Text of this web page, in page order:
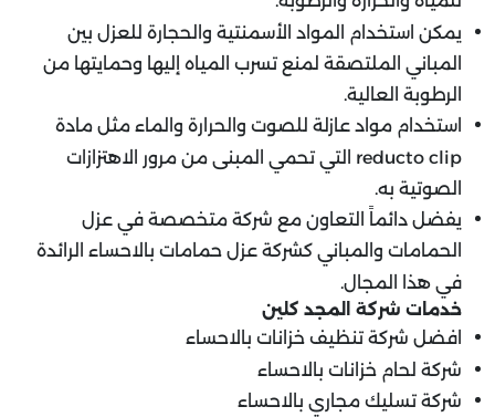
يمكن استخدام المواد الأسمنتية والحجارة للعزل بين
المباني الملتصقة لمنع تسرب المياه إليها وحمايتها من
الرطوبة العالية.
استخدام مواد عازلة للصوت والحرارة والماء مثل مادة
reducto clip التي تحمي المبنى من مرور الاهتزازات
الصوتية به.
يفضل دائماً التعاون مع شركة متخصصة في عزل
الحمامات والمباني كشركة عزل حمامات بالاحساء الرائدة
في هذا المجال.
خدمات شركة المجد كلين
افضل شركة تنظيف خزانات بالاحساء
شركة لحام خزانات بالاحساء
شركة تسليك مجاري بالاحساء